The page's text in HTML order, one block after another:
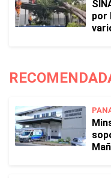
por